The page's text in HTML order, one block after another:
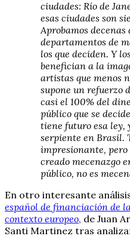
ciudades: Río de
esas ciudades son
Aprobamos
departamentos de
los que deciden. Y
benefician a la
artistas que menos
supone un refuerzo
casi el 100% del
público que se
tiene futuro esa ley,
serpiente en Brasil.
impresionante,
creado mecenazgo
público, no es
En otro interesante
español de financiación de
contexto europeo, de Juan
Santi Martinez tras